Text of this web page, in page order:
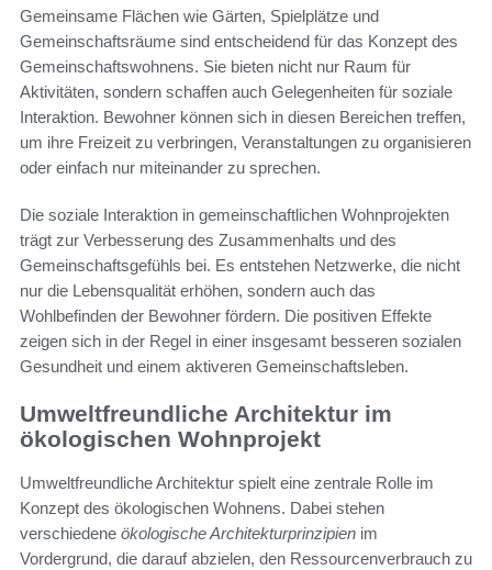
Gemeinsame Flächen wie Gärten, Spielplätze und
Gemeinschaftsräume sind entscheidend für das Konzept des
Gemeinschaftswohnens. Sie bieten nicht nur Raum für
Aktivitäten, sondern schaffen auch Gelegenheiten für soziale
Interaktion. Bewohner können sich in diesen Bereichen treffen,
um ihre Freizeit zu verbringen, Veranstaltungen zu organisieren
oder einfach nur miteinander zu sprechen.
Die soziale Interaktion in gemeinschaftlichen Wohnprojekten
trägt zur Verbesserung des Zusammenhalts und des
Gemeinschaftsgefühls bei. Es entstehen Netzwerke, die nicht
nur die Lebensqualität erhöhen, sondern auch das
Wohlbefinden der Bewohner fördern. Die positiven Effekte
zeigen sich in der Regel in einer insgesamt besseren sozialen
Gesundheit und einem aktiveren Gemeinschaftsleben.
Umweltfreundliche Architektur im
ökologischen Wohnprojekt
Umweltfreundliche Architektur spielt eine zentrale Rolle im
Konzept des ökologischen Wohnens. Dabei stehen
verschiedene ökologische Architekturprinzipien im
Vordergrund, die darauf abzielen, den Ressourcenverbrauch zu